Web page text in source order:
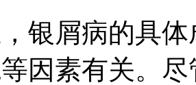
银屑病的具
因素有关。